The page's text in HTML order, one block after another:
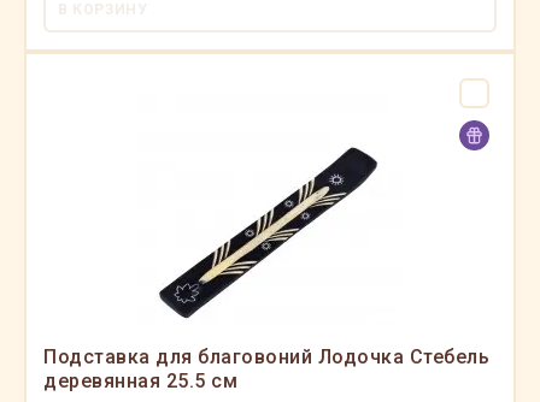
В КОРЗИНУ
Подставка для благовоний Лодочка Стебель
деревянная 25.5 см